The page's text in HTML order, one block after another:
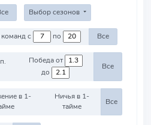
Выбор сезонов
Против команд с по Все
Победа от
до
Все
в 1-
Ничья в 1-
тайме
Все